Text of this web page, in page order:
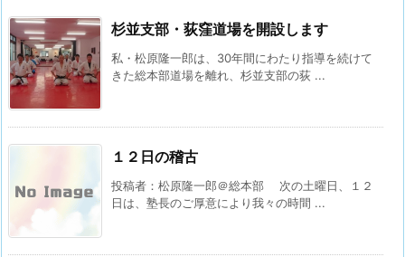
杉並支部・荻窪道場を開設します
私・松原隆一郎は、30年間にわたり指導を続けて
きた総本部道場を離れ、杉並支部の荻 ...
１２日の稽古
投稿者：松原隆一郎＠総本部 次の土曜日、１２
日は、塾長のご厚意により我々の時間 ...